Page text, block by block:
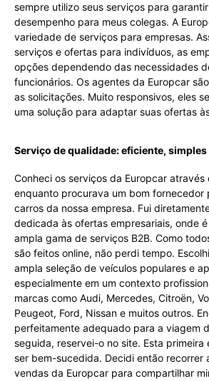
sempre utilizo seus serviços para
desempenho para meus colegas. A
variedade de serviços para empresas.
serviços e ofertas para indivíduos, as
opções dependendo das necessidades
funcionários. Os agentes da Europcar
as solicitações. Muito responsivos, eles
uma solução para adaptar suas ofertas
Serviço de qualidade: eficiente, simples
Conheci os serviços da Europcar através
enquanto procurava um bom fornecedor
carros da nossa empresa. Fui
dedicada às ofertas empresariais, onde
ampla gama de serviços B2B. Como
são feitos online, não perdi tempo.
ampla seleção de veículos populares e
especialmente em um contexto
marcas como Audi, Mercedes, Citroën,
Peugeot, Ford, Nissan e muitos outros.
perfeitamente adequado para a viagem
seguida, reservei-o no site. Esta primeira
ser bem-sucedida. Decidi então recorrer
vendas da Europcar para compartilhar